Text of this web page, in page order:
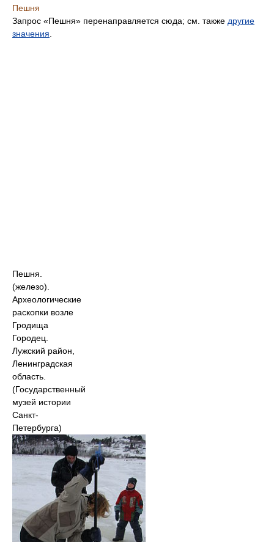
Пешня
Запрос «Пешня» перенаправляется сюда; см. также другие
значения
Пешня.
(железо).
Археологические
раскопки возле
Гродища
Городец.
Лужский район,
Ленинградская
область.
(Государственный
музей истории
Санкт-
Петербурга)